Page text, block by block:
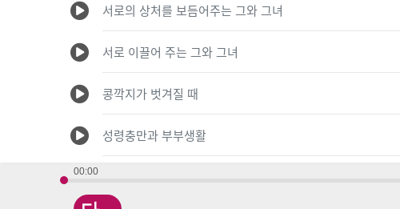
00:00
서로의 상처를 보듬어주는 그와 그녀
서로 이끌어 주는 그와 그녀
콩깍지가 벗겨질 때
성령충만과 부부생활